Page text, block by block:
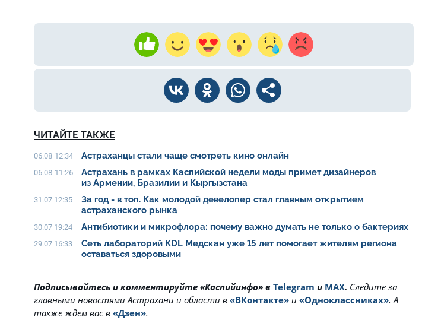
ЧИТАЙТЕ ТАКЖЕ
06.08 12:34 Астраханцы стали чаще смотреть кино онлайн
06.08 11:26
Астрахань в рамках Каспийской недели моды примет дизайнеров
из Армении, Бразилии и Кыргызстана
31.07 12:35
За год - в топ. Как молодой девелопер стал главным открытием
астраханского рынка
30.07 19:24 Антибиотики и микрофлора: почему важно думать не только о бактериях
29.07 16:33
Сеть лабораторий KDL Медскан уже 15 лет помогает жителям региона
оставаться здоровыми
Подписывайтесь и комментируйте «Каспийинфо» в Telegram и MAX. Cледите за
главными новостями Астрахани и области в «ВКонтакте» и «Одноклассниках». А
также ждём вас в «Дзен».